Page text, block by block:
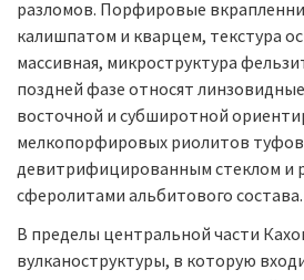
разломов. Порфировые
калишпатом и кварцем, текстура
массивная, микроструктура
поздней фазе относят
восточной и субширотной
мелкопорфировых риолитов
девитрифицированным стеклом и
сферолитами альбитового состава.
В пределы центральной части
вулканоструктуры, в которую